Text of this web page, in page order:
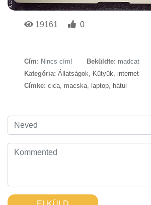
19161
0
Cím: Nincs cím! Beküldte: madcat
Kategória: Állatságok, Kütyük, internet
Címke: cica, macska, laptop, hátul